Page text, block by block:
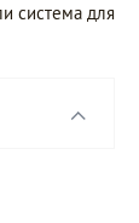
система для